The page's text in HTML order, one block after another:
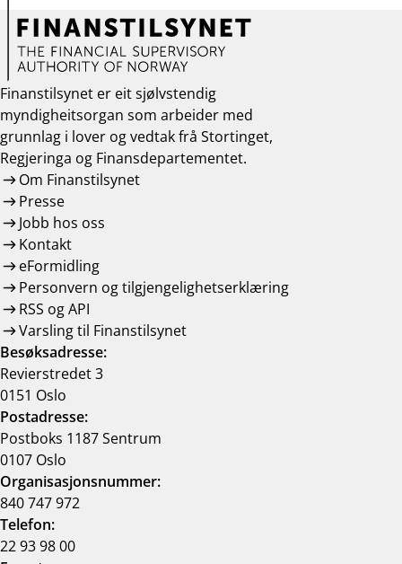
Finanstilsynet er eit sjølvstendig
myndigheitsorgan som arbeider med
grunnlag i lover og vedtak frå Stortinget,
Regjeringa og Finansdepartementet.
Om Finanstilsynet
Presse
Jobb hos oss
Kontakt
eFormidling
Personvern og tilgjengelighetserklæring
RSS og API
Varsling til Finanstilsynet
Besøksadresse:
Revierstredet 3
0151 Oslo
Postadresse:
Postboks 1187 Sentrum
0107 Oslo
Organisasjonsnummer:
840 747 972
Telefon:
22 93 98 00